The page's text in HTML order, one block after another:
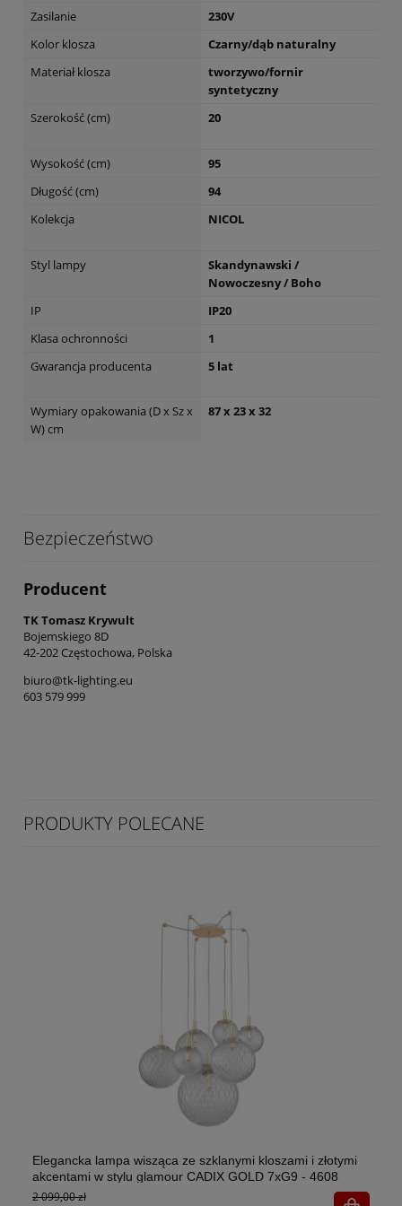
Zasilanie
230V
Kolor klosza
Czarny/dąb naturalny
Materiał klosza
tworzywo/fornir
syntetyczny
Szerokość (cm)
20
Wysokość (cm)
95
Długość (cm)
94
Kolekcja
NICOL
Styl lampy
Skandynawski /
Nowoczesny / Boho
IP
IP20
Klasa ochronności
1
Gwarancja producenta
5 lat
Wymiary opakowania (D x Sz x
W) cm
87 x 23 x 32
Bezpieczeństwo
Producent
TK Tomasz Krywult
Bojemskiego 8D
42-202 Częstochowa, Polska
biuro@tk-lighting.eu
603 579 999
PRODUKTY POLECANE
Elegancka lampa wisząca ze szklanymi kloszami i złotymi
akcentami w stylu glamour CADIX GOLD 7xG9 - 4608
2 099,00 zł